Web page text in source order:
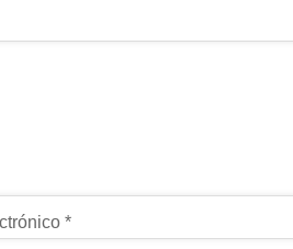
*